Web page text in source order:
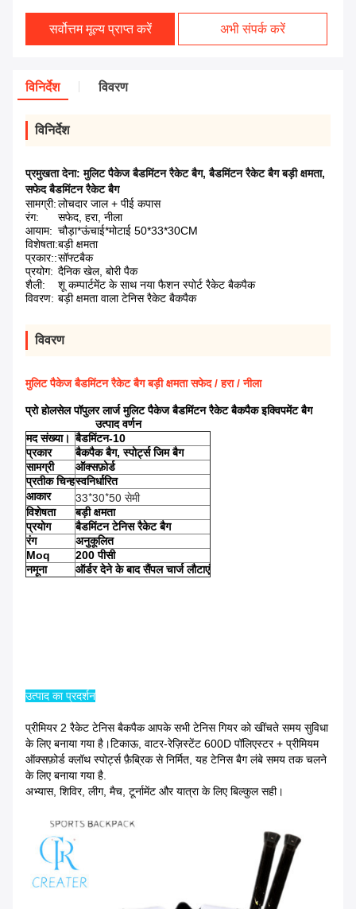
सर्वोत्तम मूल्य प्राप्त करें अभी संपर्क करें
विनिर्देश विवरण
विनिर्देश
प्रमुखता देना:मुलिट पैकेज बैडमिंटन रैकेट बैग,बैडमिंटन रैकेट बैग बड़ी क्षमता,
सफेद बैडमिंटन रैकेट बैग
सामग्री:लोचदार जाल + पीई कपास
रंग:
सफेद, हरा, नीला
आयाम: चौड़ा*ऊंचाई*मोटाई 50*33*30CM
विशेषता:बड़ी क्षमता
प्रकार::सॉफ्टबैक
प्रयोग: दैनिक खेल, बोरी पैक
शैली:
शू कम्पार्टमेंट के साथ नया फैशन स्पोर्ट रैकेट बैकपैक
विवरण: बड़ी क्षमता वाला टेनिस रैकेट बैकपैक
विवरण
मुलिट पैकेज बैडमिंटन रैकेट बैग बड़ी क्षमता सफेद / हरा / नीला
प्रो होलसेल पॉपुलर लार्ज मुलिट पैकेज बैडमिंटन रैकेट बैकपैक इक्विपमेंट बैग
उत्पाद वर्णन
मद संख्या। बैडमिंटन-10
प्रकार
बैकपैक बैग, स्पोर्ट्स जिम बैग
सामग्री
ऑक्सफ़ोर्ड
प्रतीक चिन्हस्वनिर्धारित
आकार
33*30*50 सेमी
विशेषता
बड़ी क्षमता
प्रयोग
बैडमिंटन टेनिस रैकेट बैग
रंग
अनुकूलित
Moq
200 पीसी
नमूना
ऑर्डर देने के बाद सैंपल चार्ज लौटाएं
उत्पाद का प्रदर्शन
प्रीमियर 2 रैकेट टेनिस बैकपैक आपके सभी टेनिस गियर को खींचते समय सुविधा
के लिए बनाया गया है।टिकाऊ, वाटर-रेज़िस्टेंट 600D पॉलिएस्टर + प्रीमियम
ऑक्सफ़ोर्ड क्लॉथ स्पोर्ट्स फ़ैब्रिक से निर्मित, यह टेनिस बैग लंबे समय तक चलने
के लिए बनाया गया है.
अभ्यास, शिविर, लीग, मैच, टूर्नामेंट और यात्रा के लिए बिल्कुल सही।